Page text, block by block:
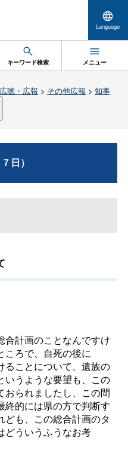
Language
キーワード検索 メニュー
広聴・広報 > その他広報 > 知事
日）
計画のことなんですけ
ころで、自死の後に
ることについて、遺族の
いうような要望も、この
おられましたし、この間
終的には県の方で判断す
ども、この総合計画のタ
どういうふうなお考